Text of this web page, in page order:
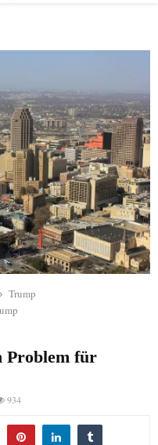
Trump
Problem für
934